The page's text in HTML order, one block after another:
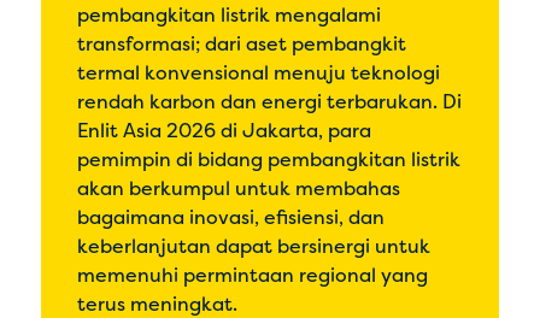
pembangkitan listrik mengalami
transformasi; dari aset pembangkit
termal konvensional menuju teknologi
rendah karbon dan energi terbarukan. Di
Enlit Asia 2026 di Jakarta, para
pemimpin di bidang pembangkitan listrik
akan berkumpul untuk membahas
bagaimana inovasi, efisiensi, dan
keberlanjutan dapat bersinergi untuk
memenuhi permintaan regional yang
terus meningkat.